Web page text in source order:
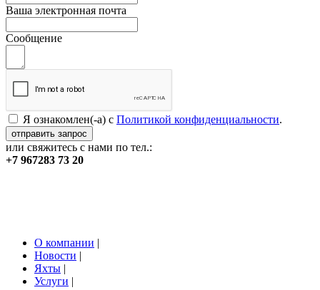
Ваша электронная почта
Сообщение
Я ознакомлен(-а) с Политикой конфиденциальности.
или свяжитесь с нами по тел.:
+7 967283 73 20
О компании |
Новости |
Яхты |
Услуги |